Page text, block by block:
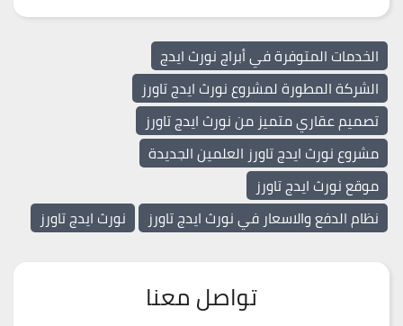
الخدمات المتوفرة في أبراج نورث ايدج
الشركة المطورة لمشروع نورث ايدج تاورز
تصميم عقاري متميز من نورث ايدج تاورز
مشروع نورث ايدج تاورز العلمين الجديدة
موقع نورث ايدج تاورز
نظام الدفع والاسعار في نورث ايدج تاورز
نورث ايدج تاورز
تواصل معنا